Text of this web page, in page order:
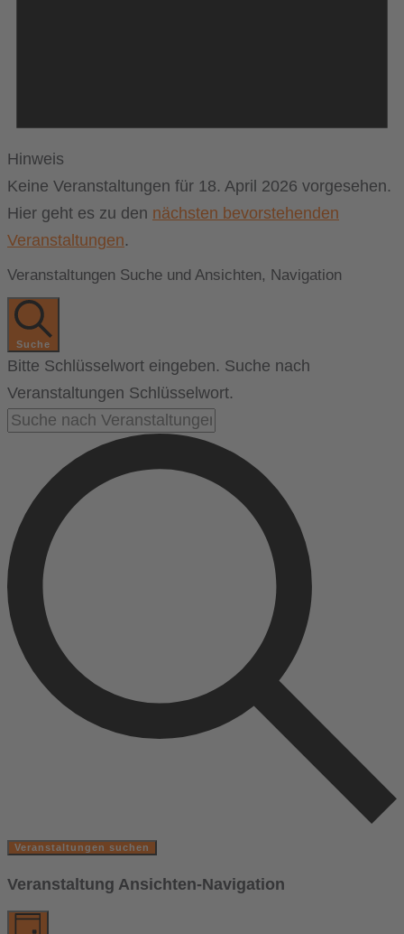
Hinweis
Keine Veranstaltungen für 18. April 2026 vorgesehen.
Hier geht es zu den nächsten bevorstehenden
Veranstaltungen.
Veranstaltungen Suche und Ansichten, Navigation
Suche
Bitte Schlüsselwort eingeben. Suche nach
Veranstaltungen Schlüsselwort.
Veranstaltungen suchen
Veranstaltung Ansichten-Navigation